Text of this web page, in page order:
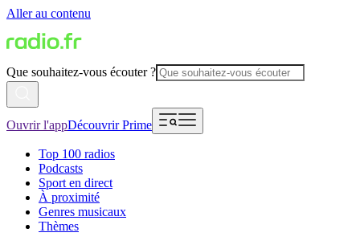
Aller au contenu
Que souhaitez-vous écouter ?
Ouvrir l'appDécouvrir Prime
Top 100 radios
Podcasts
Sport en direct
À proximité
Genres musicaux
Thèmes